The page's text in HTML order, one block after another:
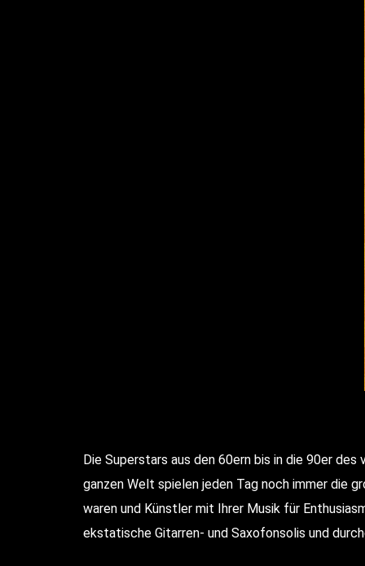
Die Superstars aus den 60ern bis in die 90er
ganzen Welt spielen jeden Tag noch immer die
waren und Künstler mit Ihrer Musik für
ekstatische Gitarren- und Saxofonsolis und